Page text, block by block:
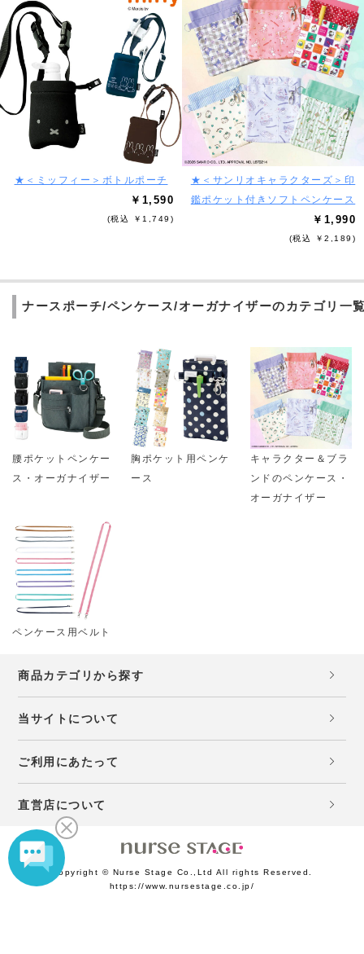
★＜ミッフィー＞ボトルポーチ
￥1,590
(税込 ￥1,749)
★＜サンリオキャラクターズ＞印
鑑ポケット付きソフトペンケース
￥1,990
(税込 ￥2,189)
ナースポーチ/ペンケース/オーガナイザーのカテゴリ一
腰ポケットペンケー
ス・オーガナイザー
胸ポケット用ペンケ
ース
キャラクター＆ブラ
ンドのペンケース・
オーガナイザー
ペンケース用ベルト
商品カテゴリから探す
当サイトについて
ご利用にあたって
直営店について
Copyright © Nurse Stage Co.,Ltd All rights Reserved.
https://www.nursestage.co.jp/